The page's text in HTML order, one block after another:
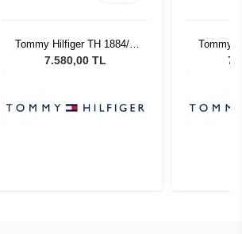
Tommy Hilfiger TH 1884/S
8079O - 52 Kadın Güneş
7.580,00 TL
Tommy
8079O